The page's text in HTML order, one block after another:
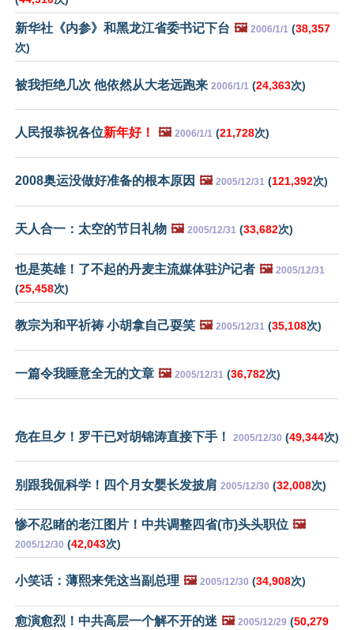
新华社《内参》和黑龙江省委书记下台 🖼️ 2006/1/1 (38,357
次)
被我拒绝几次 他依然从大老远跑来 2006/1/1 (24,363次)
人民报恭祝各位新年好！ 🖼️ 2006/1/1 (21,728次)
2008奥运没做好准备的根本原因 🖼️ 2005/12/31 (121,392次)
天人合一：太空的节日礼物 🖼️ 2005/12/31 (33,682次)
也是英雄！了不起的丹麦主流媒体驻沪记者 🖼️ 2005/12/31
(25,458次)
教宗为和平祈祷 小胡拿自己耍笑 🖼️ 2005/12/31 (35,108次)
一篇令我睡意全无的文章 🖼️ 2005/12/31 (36,782次)
危在旦夕！罗干已对胡锦涛直接下手！ 2005/12/30 (49,344次)
别跟我侃科学！四个月女婴长发披肩 2005/12/30 (32,008次)
惨不忍睹的老江图片！中共调整四省(市)头头职位 🖼️
2005/12/30 (42,043次)
小笑话：薄熙来凭这当副总理 🖼️ 2005/12/30 (34,908次)
愈演愈烈！中共高层一个解不开的迷 🖼️ 2005/12/29 (50,279